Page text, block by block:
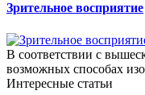
Зрительное восприятие
В соответствии с
возможных способах
Интересные статьи